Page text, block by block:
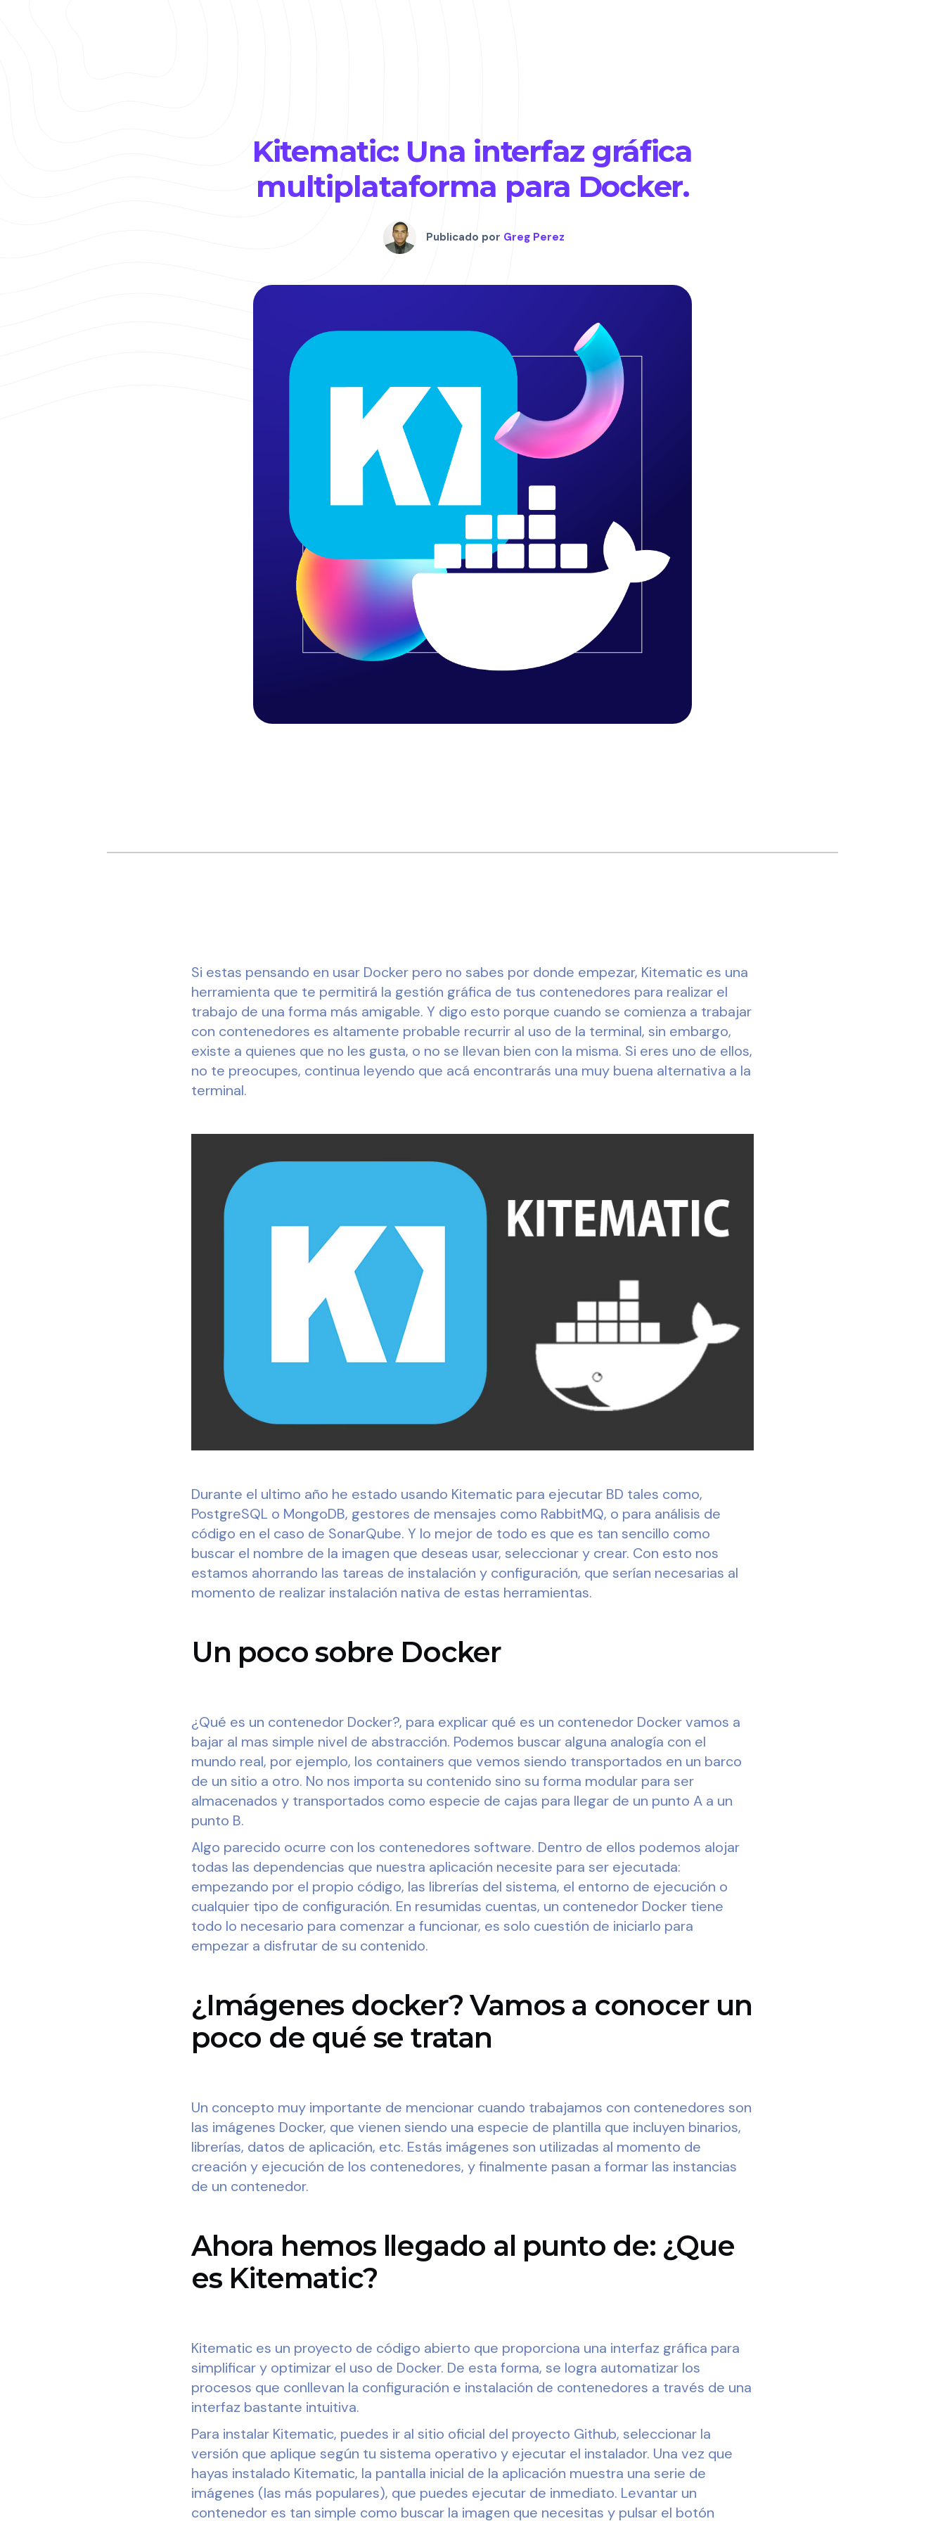
Kitematic: Una interfaz gráfica
multiplataforma para Docker.
Publicado por Greg Perez
Si estas pensando en usar Docker pero no sabes por donde empezar, Kitematic es una
herramienta que te permitirá la gestión gráfica de tus contenedores para realizar el
trabajo de una forma más amigable. Y digo esto porque cuando se comienza a trabajar
con contenedores es altamente probable recurrir al uso de la terminal, sin embargo,
existe a quienes que no les gusta, o no se llevan bien con la misma. Si eres uno de ellos,
no te preocupes, continua leyendo que acá encontrarás una muy buena alternativa a la
terminal.
Durante el ultimo año he estado usando Kitematic para ejecutar BD tales como,
PostgreSQL o MongoDB, gestores de mensajes como RabbitMQ, o para análisis de
código en el caso de SonarQube. Y lo mejor de todo es que es tan sencillo como
buscar el nombre de la imagen que deseas usar, seleccionar y crear. Con esto nos
estamos ahorrando las tareas de instalación y configuración, que serían necesarias al
momento de realizar instalación nativa de estas herramientas.
Un poco sobre Docker
¿Qué es un contenedor Docker?, para explicar qué es un contenedor Docker vamos a
bajar al mas simple nivel de abstracción. Podemos buscar alguna analogía con el
mundo real, por ejemplo, los containers que vemos siendo transportados en un barco
de un sitio a otro. No nos importa su contenido sino su forma modular para ser
almacenados y transportados como especie de cajas para llegar de un punto A a un
punto B.
Algo parecido ocurre con los contenedores software. Dentro de ellos podemos alojar
todas las dependencias que nuestra aplicación necesite para ser ejecutada:
empezando por el propio código, las librerías del sistema, el entorno de ejecución o
cualquier tipo de configuración. En resumidas cuentas, un contenedor Docker tiene
todo lo necesario para comenzar a funcionar, es solo cuestión de iniciarlo para
empezar a disfrutar de su contenido.
¿Imágenes docker? Vamos a conocer un
poco de qué se tratan
Un concepto muy importante de mencionar cuando trabajamos con contenedores son
las imágenes Docker, que vienen siendo una especie de plantilla que incluyen binarios,
librerías, datos de aplicación, etc. Estás imágenes son utilizadas al momento de
creación y ejecución de los contenedores, y finalmente pasan a formar las instancias
de un contenedor.
Ahora hemos llegado al punto de: ¿Que
es Kitematic?
Kitematic es un proyecto de código abierto que proporciona una interfaz gráfica para
simplificar y optimizar el uso de Docker. De esta forma, se logra automatizar los
procesos que conllevan la configuración e instalación de contenedores a través de una
interfaz bastante intuitiva.
Para instalar Kitematic, puedes ir al sitio oficial del proyecto Github, seleccionar la
versión que aplique según tu sistema operativo y ejecutar el instalador. Una vez que
hayas instalado Kitematic, la pantalla inicial de la aplicación muestra una serie de
imágenes (las más populares), que puedes ejecutar de inmediato. Levantar un
contenedor es tan simple como buscar la imagen que necesitas y pulsar el botón